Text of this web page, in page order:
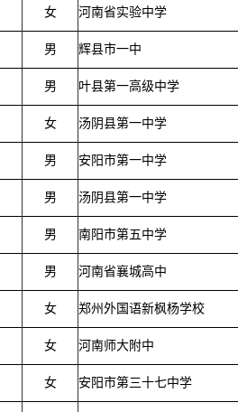
女 河南省实验中学
男 辉县市一中
男 叶县第一高级中学
女 汤阴县第一中学
男 安阳市第一中学
男 汤阴县第一中学
男 南阳市第五中学
男 河南省襄城高中
女 郑州外国语新枫杨学校
女 河南师大附中
女 安阳市第三十七中学